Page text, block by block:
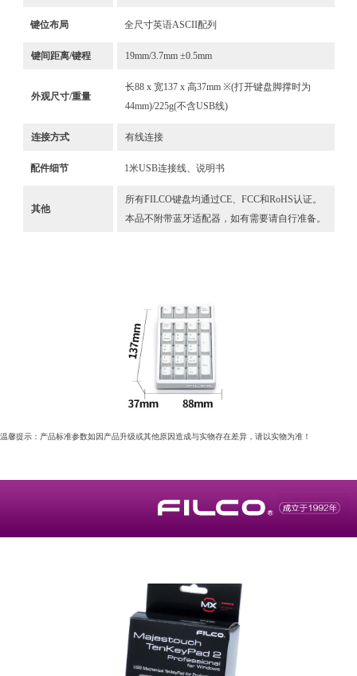
键位布局 全尺寸英语ASCII配列
键间距离/键程 19mm/3.7mm ±0.5mm
外观尺寸/重量
长88 x 宽137 x 高37mm ※(打开键盘脚撑时为
44mm)/225g(不含USB线)
连接方式 有线连接
配件细节 1米USB连接线、说明书
其他
所有FILCO键盘均通过CE、FCC和RoHS认证。
本品不附带蓝牙适配器，如有需要请自行准备。
温馨提示：产品标准参数如因产品升级或其他原因造成与实物存在差异，请以实物为准！